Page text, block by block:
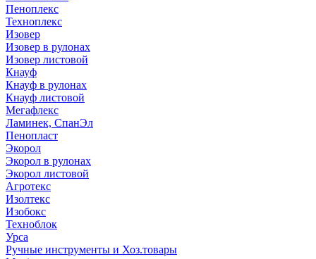
Пеноплекс
Техноплекс
Изовер
Изовер в рулонах
Изовер листовой
Кнауф
Кнауф в рулонах
Кнауф листовой
Мегафлекс
Ламинек, СпанЭл
Пенопласт
Экорол
Экорол в рулонах
Экорол листовой
Агротекс
Изолтекс
Изобокс
Техноблок
Урса
Ручные инструменты и Хоз.товары